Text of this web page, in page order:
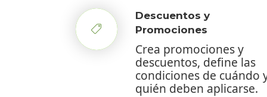
Descuentos y
Promociones
Crea promociones y
descuentos, define las
condiciones de cuándo
quién deben aplicarse.